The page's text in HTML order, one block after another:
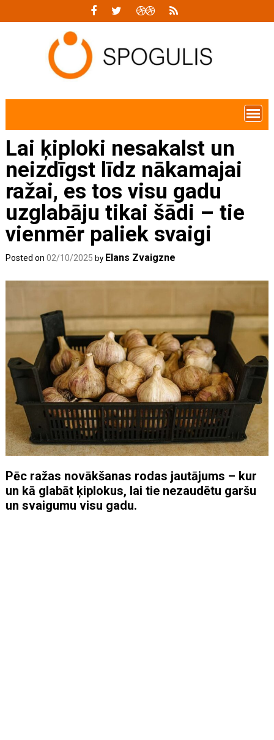
Lai ķiploki nesakalst un
neizdīgst līdz nākamajai
ražai, es tos visu gadu
uzglabāju tikai šādi – tie
vienmēr paliek svaigi
Posted on02/10/2025 by Elans Zvaigzne
Pēc ražas novākšanas rodas jautājums – kur
un kā glabāt ķiplokus, lai tie nezaudētu garšu
un svaigumu visu gadu.